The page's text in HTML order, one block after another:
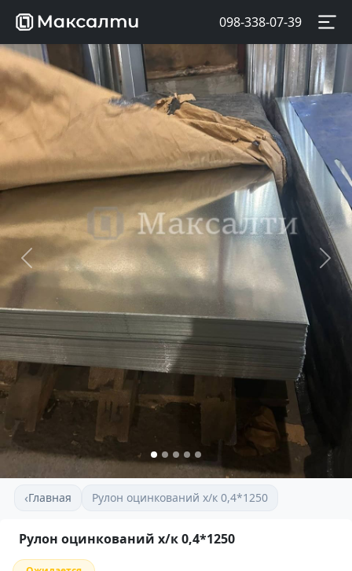
098-338-07-39
‹Главная Рулон оцинкований х/к 0,4*1250
Рулон оцинкований х/к 0,4*1250